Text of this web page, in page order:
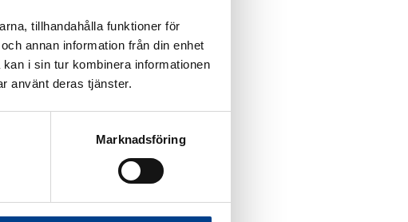
tillhandahålla funktioner för
annan information från din enhet
i sin tur kombinera informationen
använt deras tjänster.
Marknadsföring
med familien. Hun